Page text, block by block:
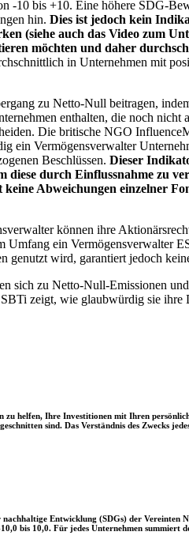
-10 bis +10. Eine höhere SDG-
hin. Dies ist jedoch kein
(siehe auch das Video zum
möchten und daher
in Unternehmen mit
zu Netto-Null beitragen,
enthalten, die noch
Die britische NGO
ein Vermögensverwalter
Beschlüssen. Dieser
durch Einflussnahme zu
Abweichungen einzelner
können ihre
ein Vermögensverwalter
genutzt wird, garantiert jedoch
sich zu Netto-Null-Emissionen
zeigt, wie glaubwürdig sie ihre
helfen, Ihre Investitionen mit Ihren
sind. Das Verständnis des Zwecks
Entwicklung (SDGs) der
bis 10,0. Für jedes Unternehmen